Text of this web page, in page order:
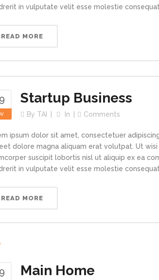
in vulputate velit esse molestie
READ MORE
Startup Business
By TAI In Comments
ipsum dolor sit amet, consectetuer
dolore magna aliquam erat volutpat. Ut
suscipit lobortis nisl ut aliquip ex ea
in vulputate velit esse molestie
READ MORE
Main Home